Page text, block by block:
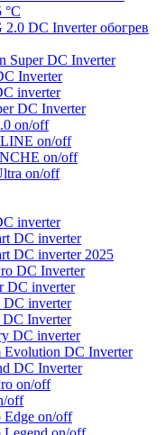
°С
DC Inverter обогрев
Super DC Inverter
Inverter
inverter
DC Inverter
on/off
on/off
on/off
on/off
inverter
DC inverter
DC inverter 2025
DC Inverter
DC inverter
DC inverter
DС Inverter
DC inverter
Evolution DC Inverter
DC Inverter
on/off
off
Edge on/off